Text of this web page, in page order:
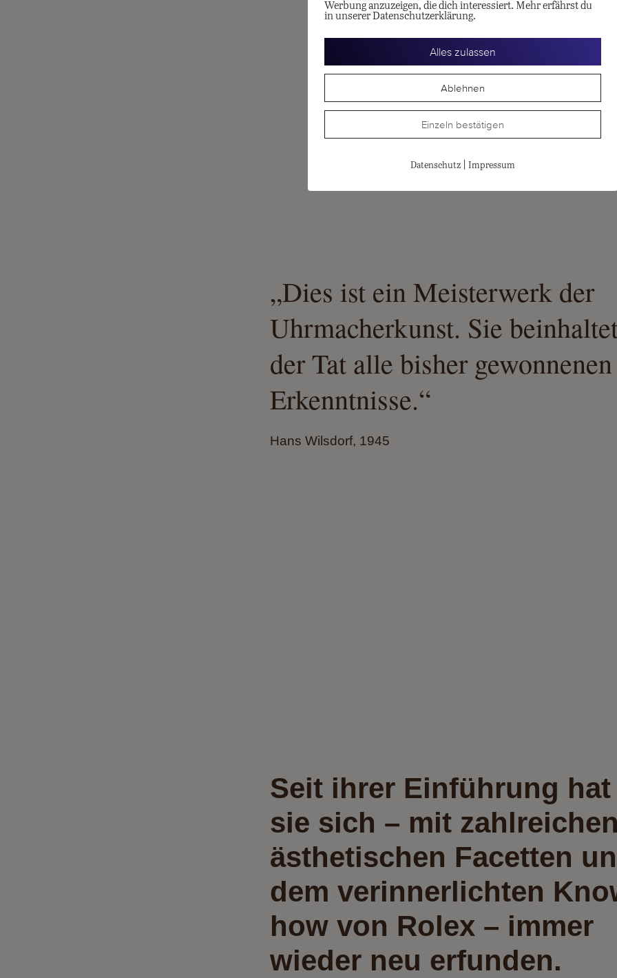
„Dies ist ein Meisterwerk der
Uhrmacherkunst. Sie
der Tat alle bisher gewonnenen
Erkenntnisse.“
Hans Wilsdorf, 1945
Seit ihrer Einführung hat
sie sich – mit
ästhetischen Facetten
dem verinnerlichten
how von Rolex – immer
wieder neu erfunden.
Werbung anzuzeigen, die dich interessiert. Mehr erfährst du
in unserer Datenschutzerklärung.
Alles zulassen
Ablehnen
Einzeln bestätigen
Datenschutz Impressum